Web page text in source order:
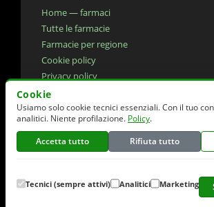
Home — farmaci
Tutte le farmacie
Farmacie per regione
Cookie policy
Privacy policy
Dichiarazione di accessibilita'
Preferenze cookie
© 2026 elencofarmaci.it | Dati
Salute(CC-BY 4.0)
Cookie
Usiamo solo cookie tecnici essenziali. Con il tuo
analitici. Niente profilazione. Policy.
Accetta tutto
Rifiuta tutto
Tecnici (sempre attivi) Analitici Marketing